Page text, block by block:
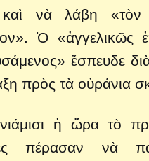
νὰ λάβη «τὸν
Ὁ «ἀγγελικῶς
ἔσπευδε
πρὸς τὰ οὐράνια
ἡ ὥρα τὸ
πέρασαν νὰ